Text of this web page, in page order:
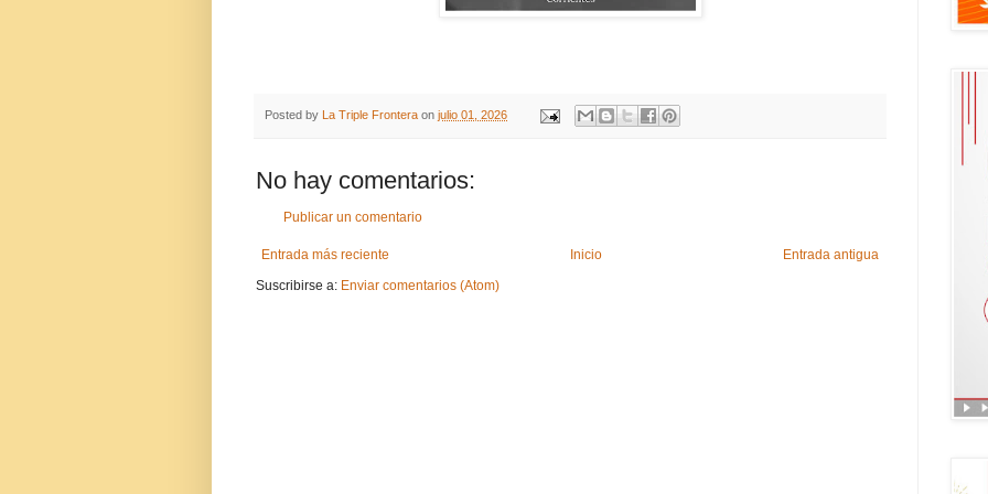
Posted by La Triple Frontera on julio 01, 2026
No hay comentarios:
Publicar un comentario
Entrada más reciente Entrada antigua
Inicio
Suscribirse a: Enviar comentarios (Atom)